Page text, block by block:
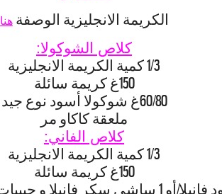
الكريمة الانجليزية الوصفةهنا
كلاص الشوكولا:
1/3 كمية الكريمة الانجليزية
150غ كريمة سائلة
60/80غ شوكولا أسود نوع جيد
ملعقة كاكاو مر
كلاص الفاني:
1/3 كمية الكريمة الانجليزية
150غ كريمة سائلة